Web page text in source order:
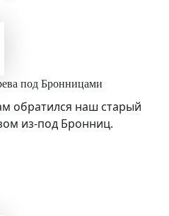
под Бронницами
обратился наш старый
из-под Бронниц.